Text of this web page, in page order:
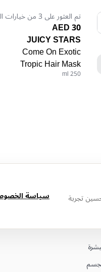
تم العثور على 3 من خيارات المنتج
30 AED
JUICY STARS
Come On Exotic
Tropic Hair Mask
250 ml
تجربة
سياسة